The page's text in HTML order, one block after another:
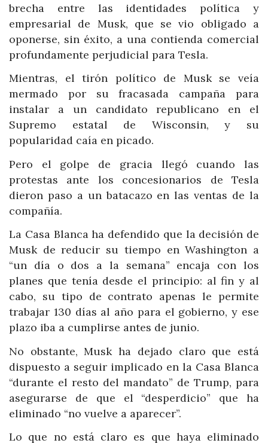
brecha entre las identidades política y
empresarial de Musk, que se vio obligado a
oponerse, sin éxito, a una contienda comercial
profundamente perjudicial para Tesla.
Mientras, el tirón político de Musk se veía
mermado por su fracasada campaña para
instalar a un candidato republicano en el
Supremo estatal de Wisconsin, y su
popularidad caía en picado.
Pero el golpe de gracia llegó cuando las
protestas ante los concesionarios de Tesla
dieron paso a un batacazo en las ventas de la
compañía.
La Casa Blanca ha defendido que la decisión de
Musk de reducir su tiempo en Washington a
“un día o dos a la semana” encaja con los
planes que tenía desde el principio: al fin y al
cabo, su tipo de contrato apenas le permite
trabajar 130 días al año para el gobierno, y ese
plazo iba a cumplirse antes de junio.
No obstante, Musk ha dejado claro que está
dispuesto a seguir implicado en la Casa Blanca
“durante el resto del mandato” de Trump, para
asegurarse de que el “desperdicio” que ha
eliminado “no vuelve a aparecer”.
Lo que no está claro es que haya eliminado